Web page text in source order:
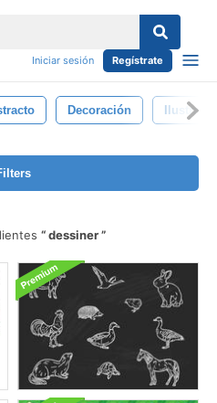
Iniciar sesión Regístrate
Decoración
dessiner